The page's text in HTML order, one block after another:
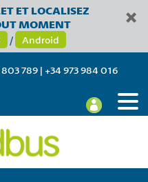
ET LOCALISEZ
MOMENT
/ Android
803 789 | +34 973 984 016